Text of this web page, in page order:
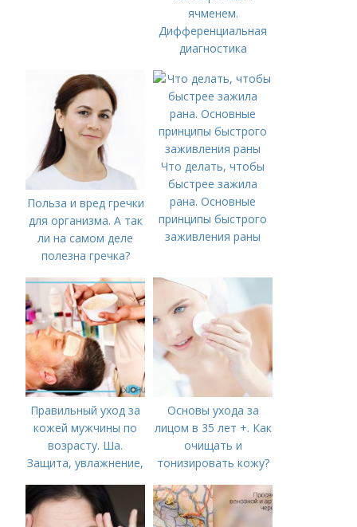
ячменем.
Дифференциальная
диагностика
Польза и вред гречки
для организма. А так
ли на самом деле
полезна гречка?
Что делать, чтобы
быстрее зажила
рана. Основные
принципы быстрого
заживления раны
Правильный уход за
кожей мужчины по
возрасту. Ша.
Защита, увлажнение,
Основы ухода за
лицом в 35 лет +. Как
очищать и
тонизировать кожу?